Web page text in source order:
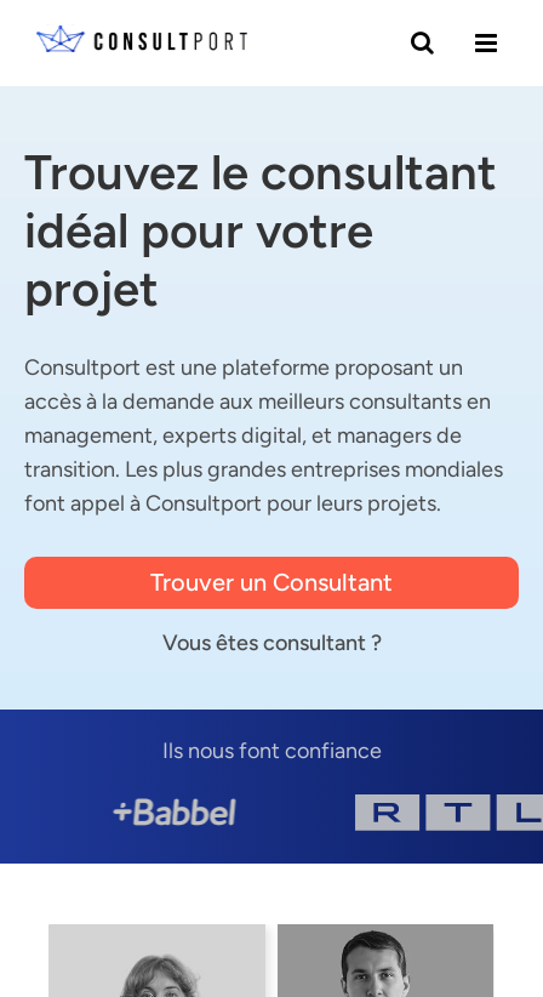
Trouvez le consultant
idéal pour votre
projet
Consultport est une plateforme proposant un
accès à la demande aux meilleurs consultants en
management, experts digital, et managers de
transition. Les plus grandes entreprises mondiales
font appel à Consultport pour leurs projets.
Trouver un Consultant
Vous êtes consultant ?
Ils nous font confiance